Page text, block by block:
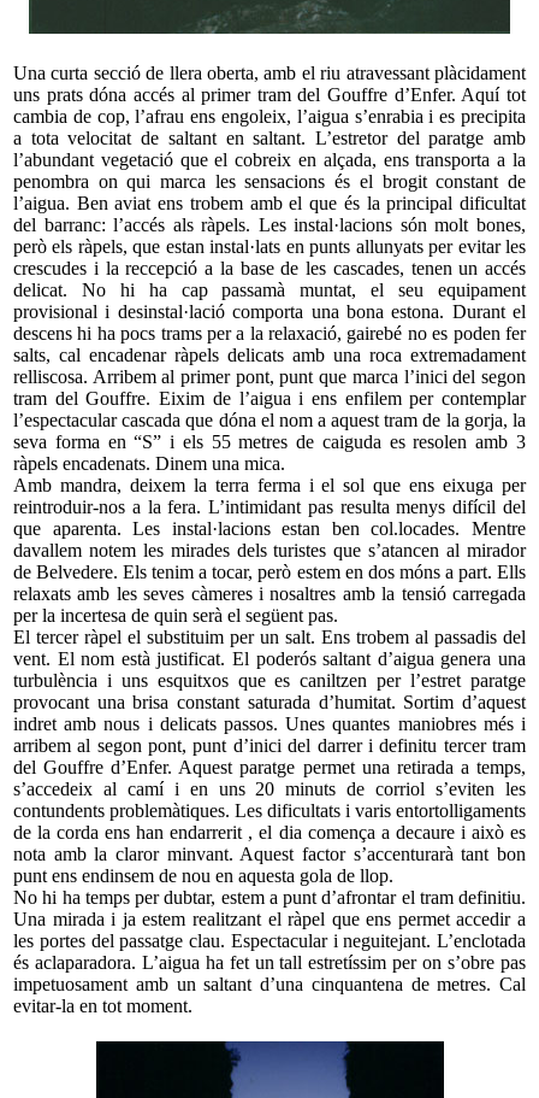
Una curta secció de llera oberta, amb el riu atravessant plàcidament
uns prats dóna accés al primer tram del Gouffre d’Enfer. Aquí tot
cambia de cop, l’afrau ens engoleix, l’aigua s’enrabia i es precipita
a tota velocitat de saltant en saltant. L’estretor del paratge amb
l’abundant vegetació que el cobreix en alçada, ens transporta a la
penombra on qui marca les sensacions és el brogit constant de
l’aigua. Ben aviat ens trobem amb el que és la principal dificultat
del barranc: l’accés als ràpels. Les instal·lacions són molt bones,
però els ràpels, que estan instal·lats en punts allunyats per evitar les
crescudes i la reccepció a la base de les cascades, tenen un accés
delicat. No hi ha cap passamà muntat, el seu equipament
provisional i desinstal·lació comporta una bona estona. Durant el
descens hi ha pocs trams per a la relaxació, gairebé no es poden fer
salts, cal encadenar ràpels delicats amb una roca extremadament
relliscosa. Arribem al primer pont, punt que marca l’inici del segon
tram del Gouffre. Eixim de l’aigua i ens enfilem per contemplar
l’espectacular cascada que dóna el nom a aquest tram de la gorja, la
seva forma en “S” i els 55 metres de caiguda es resolen amb 3
ràpels encadenats. Dinem una mica.
Amb mandra, deixem la terra ferma i el sol que ens eixuga per
reintroduir-nos a la fera. L’intimidant pas resulta menys difícil del
que aparenta. Les instal·lacions estan ben col.locades. Mentre
davallem notem les mirades dels turistes que s’atancen al mirador
de Belvedere. Els tenim a tocar, però estem en dos móns a part. Ells
relaxats amb les seves càmeres i nosaltres amb la tensió carregada
per la incertesa de quin serà el següent pas.
El tercer ràpel el substituim per un salt. Ens trobem al passadis del
vent. El nom està justificat. El poderós saltant d’aigua genera una
turbulència i uns esquitxos que es caniltzen per l’estret paratge
provocant una brisa constant saturada d’humitat. Sortim d’aquest
indret amb nous i delicats passos. Unes quantes maniobres més i
arribem al segon pont, punt d’inici del darrer i definitu tercer tram
del Gouffre d’Enfer. Aquest paratge permet una retirada a temps,
s’accedeix al camí i en uns 20 minuts de corriol s’eviten les
contundents problemàtiques. Les dificultats i varis entortolligaments
de la corda ens han endarrerit , el dia comença a decaure i això es
nota amb la claror minvant. Aquest factor s’accenturarà tant bon
punt ens endinsem de nou en aquesta gola de llop.
No hi ha temps per dubtar, estem a punt d’afrontar el tram definitiu.
Una mirada i ja estem realitzant el ràpel que ens permet accedir a
les portes del passatge clau. Espectacular i neguitejant. L’enclotada
és aclaparadora. L’aigua ha fet un tall estretíssim per on s’obre pas
impetuosament amb un saltant d’una cinquantena de metres. Cal
evitar-la en tot moment.